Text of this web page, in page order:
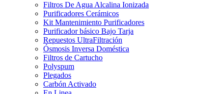
Filtros De Agua Alcalina Ionizada
Purificadores Cerámicos
Kit Mantenimiento Purificadores
Purificador básico Bajo Tarja
Repuestos UltraFiltración
Ósmosis Inversa Doméstica
Filtros de Cartucho
Polyspum
Plegados
Carbón Activado